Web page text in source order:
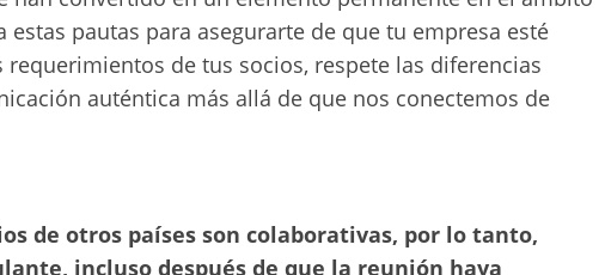
pautas para asegurarte de que tu empresa esté
de tus socios, respete las diferencias
auténtica más allá de que nos conectemos de
de otros países son colaborativas, por lo tanto,
incluso después de que la reunión haya